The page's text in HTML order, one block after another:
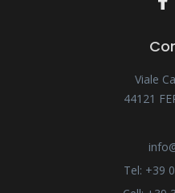
Viale
44121
Tel: +39